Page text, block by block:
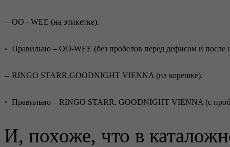
– OO - WEE (на этикетке).
◦ Правильно – OO-WEE (без пробелов перед дефисом и после
– RINGO STARR.GOODNIGHT VIENNA (на корешке).
◦ Правильно – RINGO STARR. GOODNIGHT VIENNA (с
И, похоже, что в